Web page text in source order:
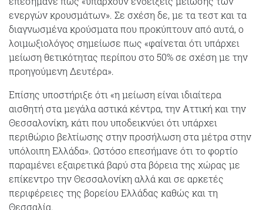
ενεργών κρουσμάτων». Σε σχέση δε, με τα τεστ και τα
διαγνωσμένα κρούσματα που προκύπτουν από αυτά, ο
λοιμωξιολόγος σημείωσε πως «φαίνεται ότι υπάρχει
μείωση θετικότητας περίπου στο 50% σε σχέση με την
προηγούμενη Δευτέρα».
Επίσης υποστήριξε ότι «η μείωση είναι ιδιαίτερα
αισθητή στα μεγάλα αστικά κέντρα, την Αττική και την
Θεσσαλονίκη, κάτι που υποδεικνύει ότι υπάρχει
περιθώριο βελτίωσης στην προσήλωση στα μέτρα στην
υπόλοιπη Ελλάδα». Ωστόσο επεσήμανε ότι το φορτίο
παραμένει εξαιρετικά βαρύ στα βόρεια της χώρας με
επίκεντρο την Θεσσαλονίκη αλλά και σε αρκετές
περιφέρειες της βορείου Ελλάδας καθώς και τη
Θεσσαλία.